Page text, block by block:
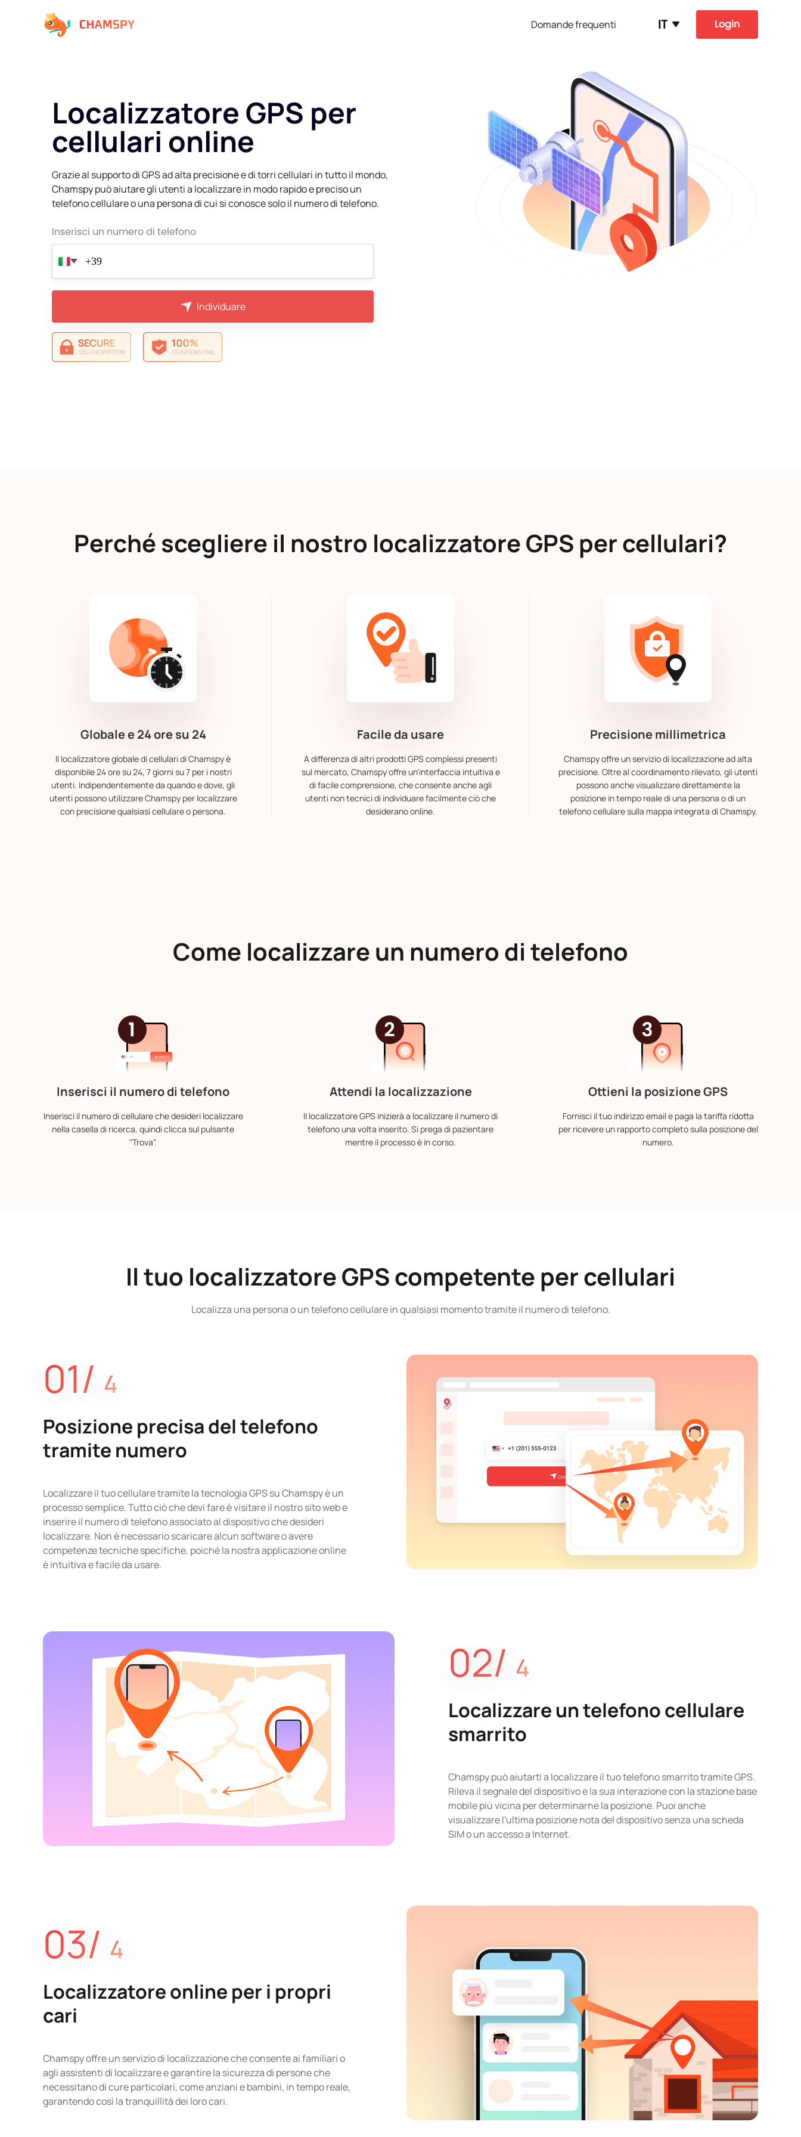
Domande frequenti IT Login
Localizzatore GPS per
cellulari online
Grazie al supporto di GPS ad alta precisione e di torri cellulari in tutto il mondo,
Chamspy può aiutare gli utenti a localizzare in modo rapido e preciso un
telefono cellulare o una persona di cui si conosce solo il numero di telefono.
Inserisci un numero di telefono
Individuare
Perché scegliere il nostro localizzatore GPS per cellulari?
Globale e 24 ore su 24
Il localizzatore globale di cellulari di Chamspy è
disponibile 24 ore su 24, 7 giorni su 7 per i nostri
utenti. Indipendentemente da quando e dove, gli
utenti possono utilizzare Chamspy per localizzare
con precisione qualsiasi cellulare o persona.
Facile da usare
A differenza di altri prodotti GPS complessi presenti
sul mercato, Chamspy offre un'interfaccia intuitiva e
di facile comprensione, che consente anche agli
utenti non tecnici di individuare facilmente ciò che
desiderano online.
Precisione millimetrica
Chamspy offre un servizio di localizzazione ad alta
precisione. Oltre al coordinamento rilevato, gli utenti
possono anche visualizzare direttamente la
posizione in tempo reale di una persona o di un
telefono cellulare sulla mappa integrata di Chamspy.
Come localizzare un numero di telefono
Inserisci il numero di telefono
Inserisci il numero di cellulare che desideri localizzare
nella casella di ricerca, quindi clicca sul pulsante
"Trova".
Attendi la localizzazione
Il localizzatore GPS inizierà a localizzare il numero di
telefono una volta inserito. Si prega di pazientare
mentre il processo è in corso.
Ottieni la posizione GPS
Fornisci il tuo indirizzo email e paga la tariffa ridotta
per ricevere un rapporto completo sulla posizione del
numero.
Il tuo localizzatore GPS competente per cellulari
Localizza una persona o un telefono cellulare in qualsiasi momento tramite il numero di telefono.
01/ 4
Posizione precisa del telefono
tramite numero
Localizzare il tuo cellulare tramite la tecnologia GPS su Chamspy è un
processo semplice. Tutto ciò che devi fare è visitare il nostro sito web e
inserire il numero di telefono associato al dispositivo che desideri
localizzare. Non è necessario scaricare alcun software o avere
competenze tecniche specifiche, poiché la nostra applicazione online
è intuitiva e facile da usare.
02/ 4
Localizzare un telefono cellulare
smarrito
Chamspy può aiutarti a localizzare il tuo telefono smarrito tramite GPS.
Rileva il segnale del dispositivo e la sua interazione con la stazione base
mobile più vicina per determinarne la posizione. Puoi anche
visualizzare l'ultima posizione nota del dispositivo senza una scheda
SIM o un accesso a Internet.
03/ 4
Localizzatore online per i propri
cari
Chamspy offre un servizio di localizzazione che consente ai familiari o
agli assistenti di localizzare e garantire la sicurezza di persone che
necessitano di cure particolari, come anziani e bambini, in tempo reale,
garantendo così la tranquillità dei loro cari.